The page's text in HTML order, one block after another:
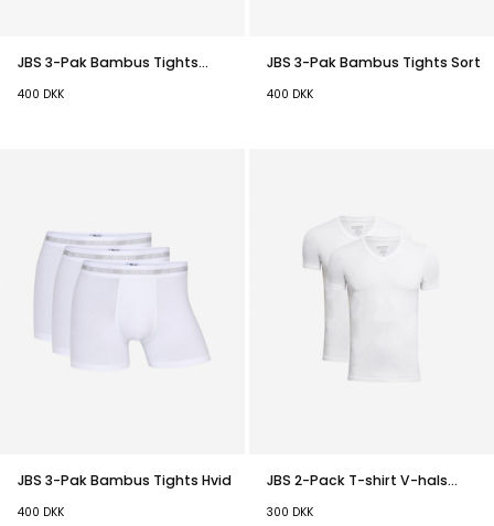
JBS 3-Pak Bambus Tights
400 DKK
JBS 3-Pak Bambus Tights Sort
400 DKK
JBS 3-Pak Bambus Tights Hvid
400 DKK
JBS 2-Pack T-shirt V-hals
300 DKK